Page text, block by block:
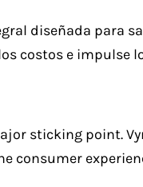
diseñada para
costos e impulse
sticking point.